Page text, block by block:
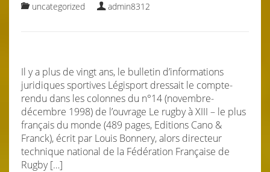
uncategorized admin8312
Il y a plus de vingt ans, le bulletin d’informations
juridiques sportives Légisport dressait le compte-
rendu dans les colonnes du n°14 (novembre-
décembre 1998) de l’ouvrage Le rugby à XIII – le plus
français du monde (489 pages, Editions Cano &
Franck), écrit par Louis Bonnery, alors directeur
technique national de la Fédération Française de
Rugby […]